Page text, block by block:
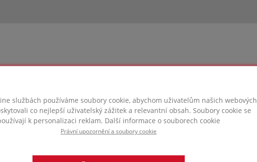
službách používáme soubory cookie, abychom uživatelům našich webových
co nejlepší uživatelský zážitek a relevantní obsah. Soubory cookie se
k personalizaci reklam. Další informace o souborech cookie
Právní upozornění a soubory cookie
v tomto projektu